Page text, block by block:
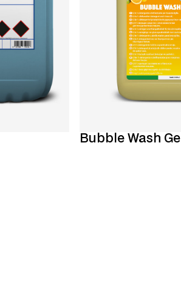
Bubble Wash Gel